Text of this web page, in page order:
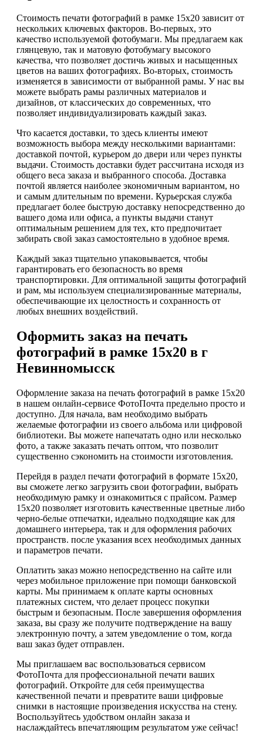
Стоимость печати фотографий в рамке 15х20 зависит от
нескольких ключевых факторов. Во-первых, это
качество используемой фотобумаги. Мы предлагаем как
глянцевую, так и матовую фотобумагу высокого
качества, что позволяет достичь живых и насыщенных
цветов на ваших фотографиях. Во-вторых, стоимость
изменяется в зависимости от выбранной рамы. У нас вы
можете выбрать рамы различных материалов и
дизайнов, от классических до современных, что
позволяет индивидуализировать каждый заказ.
Что касается доставки, то здесь клиенты имеют
возможность выбора между несколькими вариантами:
доставкой почтой, курьером до двери или через пункты
выдачи. Стоимость доставки будет рассчитана исходя из
общего веса заказа и выбранного способа. Доставка
почтой является наиболее экономичным вариантом, но
и самым длительным по времени. Курьерская служба
предлагает более быструю доставку непосредственно до
вашего дома или офиса, а пункты выдачи станут
оптимальным решением для тех, кто предпочитает
забирать свой заказ самостоятельно в удобное время.
Каждый заказ тщательно упаковывается, чтобы
гарантировать его безопасность во время
транспортировки. Для оптимальной защиты фотографий
и рам, мы используем специализированные материалы,
обеспечивающие их целостность и сохранность от
любых внешних воздействий.
Оформить заказ на печать
фотографий в рамке 15х20 в г
Невинномысск
Оформление заказа на печать фотографий в рамке 15х20
в нашем онлайн-сервисе ФотоПочта предельно просто и
доступно. Для начала, вам необходимо выбрать
желаемые фотографии из своего альбома или цифровой
библиотеки. Вы можете напечатать одно или несколько
фото, а также заказать печать оптом, что позволит
существенно сэкономить на стоимости изготовления.
Перейдя в раздел печати фотографий в формате 15х20,
вы сможете легко загрузить свои фотографии, выбрать
необходимую рамку и ознакомиться с прайсом. Размер
15х20 позволяет изготовить качественные цветные либо
черно-белые отпечатки, идеально подходящие как для
домашнего интерьера, так и для оформления рабочих
пространств. после указания всех необходимых данных
и параметров печати.
Оплатить заказ можно непосредственно на сайте или
через мобильное приложение при помощи банковской
карты. Мы принимаем к оплате карты основных
платежных систем, что делает процесс покупки
быстрым и безопасным. После завершения оформления
заказа, вы сразу же получите подтверждение на вашу
электронную почту, а затем уведомление о том, когда
ваш заказ будет отправлен.
Мы приглашаем вас воспользоваться сервисом
ФотоПочта для профессиональной печати ваших
фотографий. Откройте для себя преимущества
качественной печати и превратите ваши цифровые
снимки в настоящие произведения искусства на стену.
Воспользуйтесь удобством онлайн заказа и
наслаждайтесь впечатляющим результатом уже сейчас!